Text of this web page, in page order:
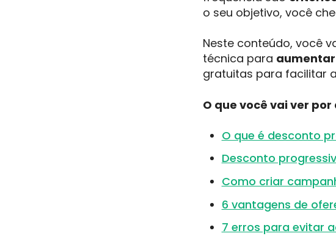
o seu objetivo, você
Neste conteúdo, você
técnica para
gratuitas para facilitar
O que você vai ver por
O que é desconto
Desconto
Como criar
6 vantagens de
7 erros para evitar